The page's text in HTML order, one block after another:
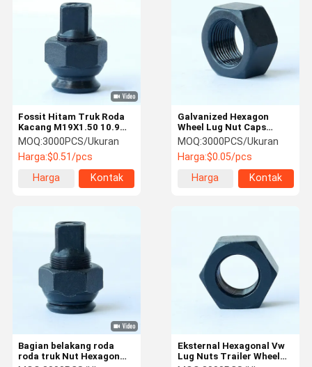
Fossit Hitam Truk Roda
Kacang M19X1.50 10.9
12.9 Kelas 1040MPa
MOQ:3000PCS/Ukuran
Harga:$0.51/pcs
Harga
Kontak
Galvanized Hexagon
Wheel Lug Nut Caps
Kekuatan Tinggi
Pengolahan Panas M19 8
Grade
MOQ:3000PCS/Ukuran
Harga:$0.05/pcs
Harga
Kontak
Bagian belakang roda
roda truk Nut Hexagon
Eksternal Hexagonal Vw
Lug Nuts Trailer Wheel